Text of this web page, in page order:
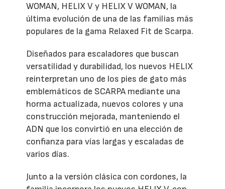
WOMAN, HELIX V y HELIX V WOMAN, la
última evolución de una de las familias más
populares de la gama Relaxed Fit de Scarpa.
Diseñados para escaladores que buscan
versatilidad y durabilidad, los nuevos HELIX
reinterpretan uno de los pies de gato más
emblemáticos de SCARPA mediante una
horma actualizada, nuevos colores y una
construcción mejorada, manteniendo el
ADN que los convirtió en una elección de
confianza para vías largas y escaladas de
varios días.
Junto a la versión clásica con cordones, la